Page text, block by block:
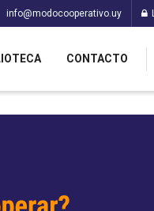
info@modocooperativo.uy
CONTACTO